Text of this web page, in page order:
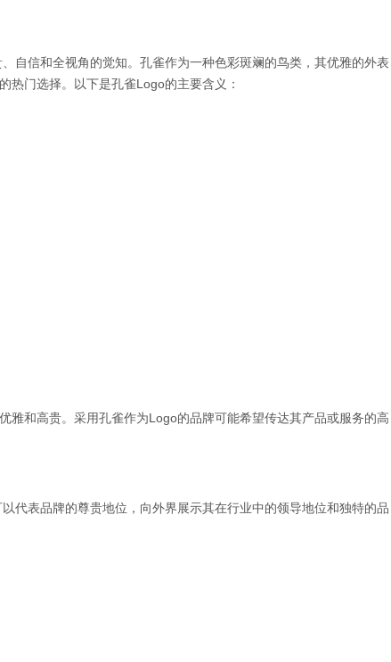
自信和全视角的觉知。孔雀作为一种色彩斑斓的鸟类，其优雅的外表
热门选择。以下是孔雀Logo的主要含义：
雅和高贵。采用孔雀作为Logo的品牌可能希望传达其产品或服务的高
代表品牌的尊贵地位，向外界展示其在行业中的领导地位和独特的品